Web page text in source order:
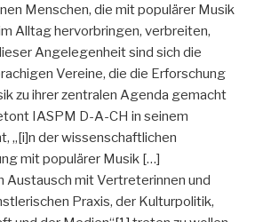
Menschen, die mit populärer Musik
Alltag hervorbringen, verbreiten,
Angelegenheit sind sich die
Vereine, die die Erforschung
zu ihrer zentralen Agenda gemacht
IASPM D-A-CH in seinem
„[i]n der wissenschaftlichen
mit populärer Musik […]
Austausch mit Vertreterinnen und
Praxis, der Kulturpolitik,